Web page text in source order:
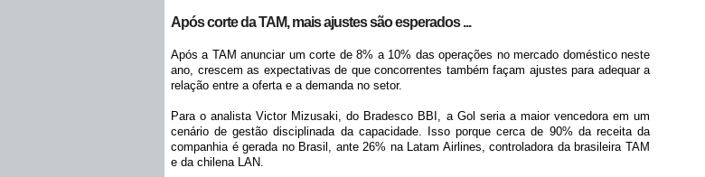
Após corte da TAM, mais ajustes são esperados ...
Após a TAM anunciar um corte de 8% a 10% das operações no mercado doméstico neste
ano, crescem as expectativas de que concorrentes também façam ajustes para adequar a
relação entre a oferta e a demanda no setor.
Para o analista Victor Mizusaki, do Bradesco BBI, a Gol seria a maior vencedora em um
cenário de gestão disciplinada da capacidade. Isso porque cerca de 90% da receita da
companhia é gerada no Brasil, ante 26% na Latam Airlines, controladora da brasileira TAM
e da chilena LAN.